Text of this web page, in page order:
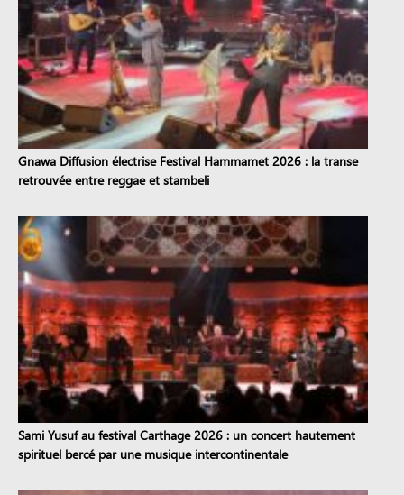
Gnawa Diffusion électrise Festival Hammamet 2026 : la transe
retrouvée entre reggae et stambeli
Sami Yusuf au festival Carthage 2026 : un concert hautement
spirituel bercé par une musique intercontinentale